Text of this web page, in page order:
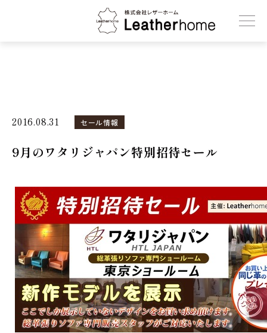
株式会社レザーホーム
2016.08.31 セール情報
9月のワタリジャパン特別招待セール